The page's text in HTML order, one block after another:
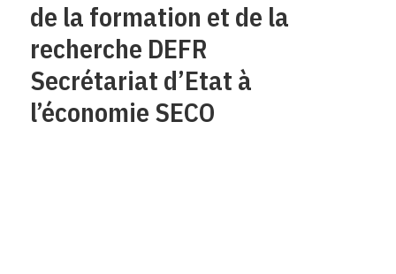
de la formation et de la
recherche DEFR
Secrétariat d’Etat à
l’économie SECO